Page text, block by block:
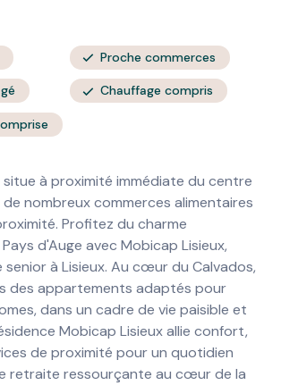
Proche commerces
Chauffage compris
situe à proximité immédiate du centre
nombreux commerces alimentaires
Profitez du charme
d'Auge avec Mobicap Lisieux,
à Lisieux. Au cœur du Calvados,
des appartements adaptés pour
dans un cadre de vie paisible et
Mobicap Lisieux allie confort,
de proximité pour un quotidien
retraite ressourçante au cœur de la